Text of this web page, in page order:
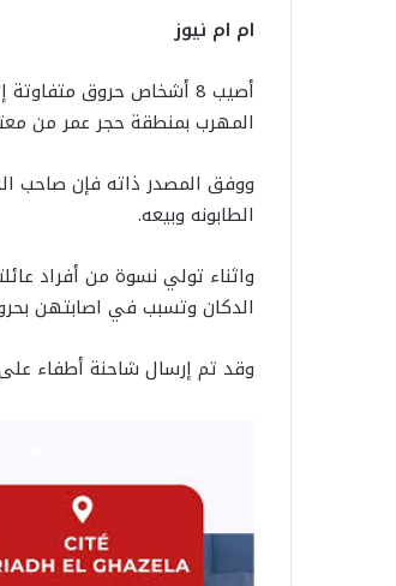
ام ام نيوز
المهرب بمنطقة حجر عمر من
ووفق المصدر ذاته فإن صاحب
الطابونه وبيعه.
واثناء تولي نسوة من أفراد
الدكان وتسبب في اصابتهن
وقد تم إرسال شاحنة أطفاء